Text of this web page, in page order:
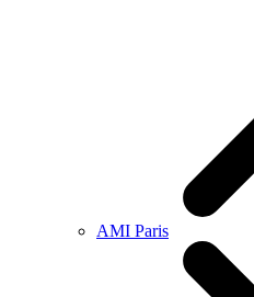
AMI Paris